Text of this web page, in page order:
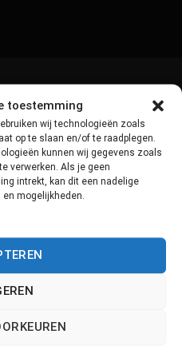
toestemming
wij technologieën zoals
op te slaan en/of te raadplegen.
kunnen wij gegevens zoals
verwerken. Als je geen
intrekt, kan dit een nadelige
en mogelijkheden.
Support
Data security
Contact